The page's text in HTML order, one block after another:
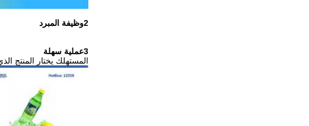
2وظيفة المبرد
3عملية سهلة
المستهلك يختار المنتج